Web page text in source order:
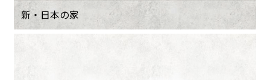
新・日本の家